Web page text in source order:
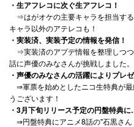
・生アフレコに次ぐ生アフレコ！
⇒はがオケの主要キャラを担当す
キャラ以外のアテレコも！
・実装済、実装予定の情報を発信！
⇒実装済のアプデ情報を整理しつ
話に声優のみなさんが挑戦しました。
・声優のみなさんの活躍によりプレ
⇒軍票を始めとしたニコ生特典が
うございます！
・3月下旬リリース予定の円盤特典に
⇒円盤特典にアニメ8話の"石黒さん